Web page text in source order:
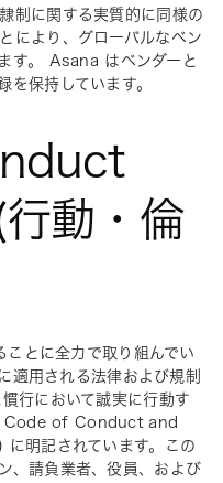
制に関する実質的に同様の
により、グローバルなベン
す。 Asana はベンダーと
を保持しています。
動・倫
とに全力で取り組んでい
適用される法律および規制
行において誠実に行動す
Code of Conduct and
明記されています。この
、請負業者、役員、および